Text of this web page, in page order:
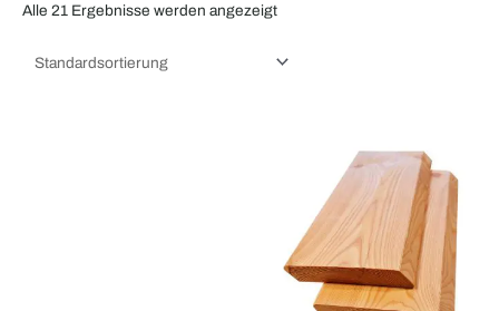
Alle 21 Ergebnisse werden angezeigt